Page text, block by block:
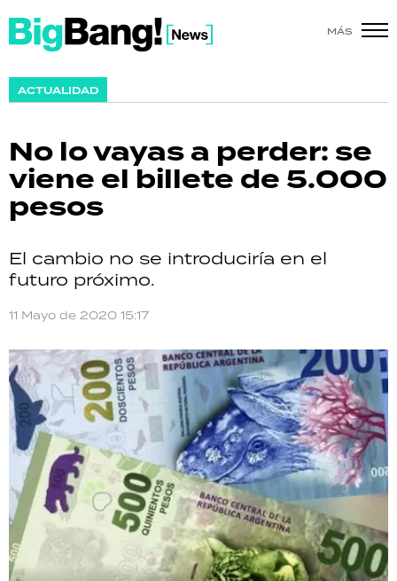
MÁS
ACTUALIDAD
No lo vayas a perder: se
viene el billete de 5.000
pesos
El cambio no se introduciría en el
futuro próximo.
11 Mayo de 2020 15:17
SHOW
ACTUALIDAD
POLICIALES
ECONOMÍA
GRAN HERMANO
DEPORTES
TECNOLOGÍA
RECETAS
PALABRAS
HORÓSCOPO